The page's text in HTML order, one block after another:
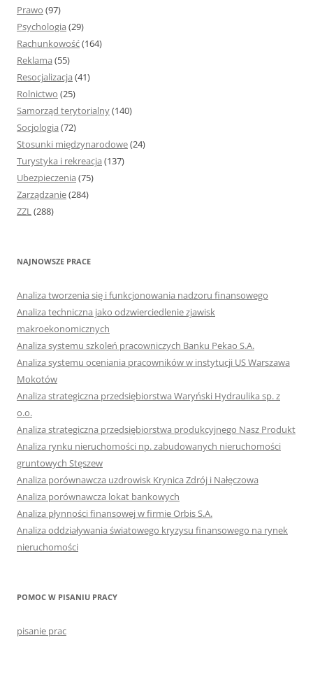
Prawo (97)
Psychologia (29)
Rachunkowość(164)
Reklama (55)
Resocjalizacja (41)
Rolnictwo (25)
Samorząd terytorialny(140)
Socjologia (72)
Stosunki międzynarodowe(24)
Turystyka i rekreacja (137)
Ubezpieczenia (75)
Zarządzanie(284)
ZZL(288)
NAJNOWSZE PRACE
Analiza tworzenia się i funkcjonowania nadzoru finansowego
Analiza techniczna jako odzwierciedlenie zjawisk
makroekonomicznych
Analiza systemu szkoleń pracowniczych Banku Pekao S.A.
Analiza systemu oceniania pracowników w instytucji US Warszawa
Mokotów
Analiza strategiczna przedsiębiorstwa Waryński Hydraulika sp. z
o.o.
Analiza strategiczna przedsiębiorstwa produkcyjnego Nasz Produkt
Analiza rynku nieruchomości np. zabudowanych nieruchomości
gruntowych Stęszew
Analiza porównawcza uzdrowisk Krynica Zdrój i Nałęczowa
Analiza porównawcza lokat bankowych
Analiza płynności finansowej w firmie Orbis S.A.
Analiza oddziaływania światowego kryzysu finansowego na rynek
nieruchomości
POMOC W PISANIU PRACY
pisanie prac